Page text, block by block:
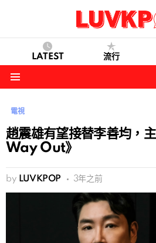
LATEST 流行
電視
趙震雄有望接替李善均，
Way Out》
by LUVKPOP 3年之前